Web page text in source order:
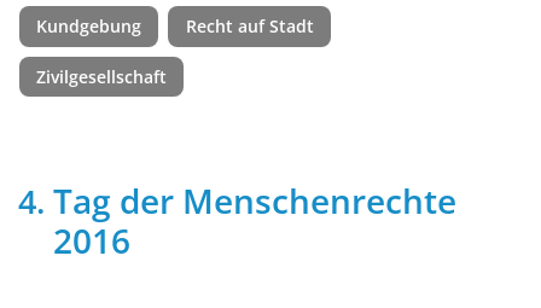
Kundgebung Recht auf Stadt
Zivilgesellschaft
Tag der Menschenrechte
2016